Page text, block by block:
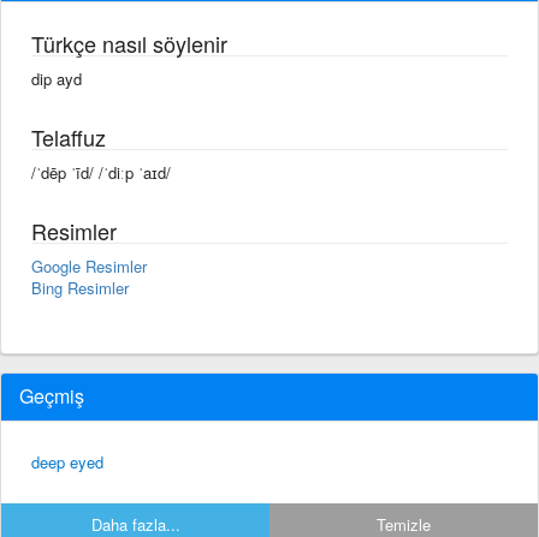
Türkçe nasıl söylenir
dip ayd
Telaffuz
/ˈdēp ˈīd/ /ˈdiːp ˈaɪd/
Resimler
Google Resimler
Bing Resimler
Geçmiş
deep eyed
Daha fazla... Temizle